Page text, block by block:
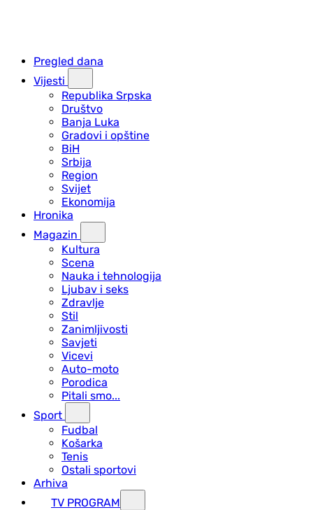
Pregled dana
Vijesti
Republika Srpska
Društvo
Banja Luka
Gradovi i opštine
BiH
Srbija
Region
Svijet
Ekonomija
Hronika
Magazin
Kultura
Scena
Nauka i tehnologija
Ljubav i seks
Zdravlje
Stil
Zanimljivosti
Savjeti
Vicevi
Auto-moto
Porodica
Pitali smo...
Sport
Fudbal
Košarka
Tenis
Ostali sportovi
Arhiva
TV PROGRAM